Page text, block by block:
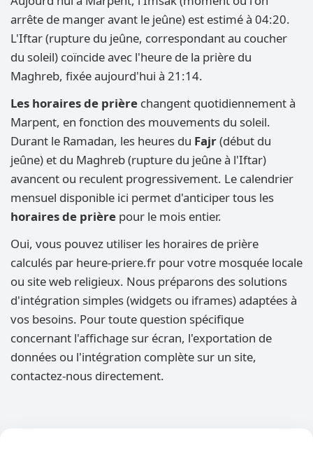
arrête de manger avant le jeûne) est estimé à 04:20.
L'Iftar (rupture du jeûne, correspondant au coucher
du soleil) coïncide avec l'heure de la prière du
Maghreb, fixée aujourd'hui à 21:14.
Les horaires de prière changent quotidiennement à
Marpent, en fonction des mouvements du soleil.
Durant le Ramadan, les heures du Fajr(début du
jeûne) et du Maghreb (rupture du jeûne à l'Iftar)
avancent ou reculent progressivement. Le calendrier
mensuel disponible ici permet d'anticiper tous les
horaires de prière pour le mois entier.
Oui, vous pouvez utiliser les horaires de prière
calculés par heure-priere.fr pour votre mosquée locale
ou site web religieux. Nous préparons des solutions
d'intégration simples (widgets ou iframes) adaptées à
vos besoins. Pour toute question spécifique
concernant l'affichage sur écran, l'exportation de
données ou l'intégration complète sur un site,
contactez-nous directement.